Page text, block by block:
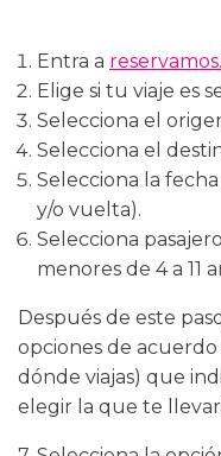
Entra a
Elige si tu viaje es
Selecciona el
Selecciona el
Selecciona la
y/o vuelta).
Selecciona
menores de 4 a 11
Después de este
opciones de
dónde viajas) que
elegir la que te